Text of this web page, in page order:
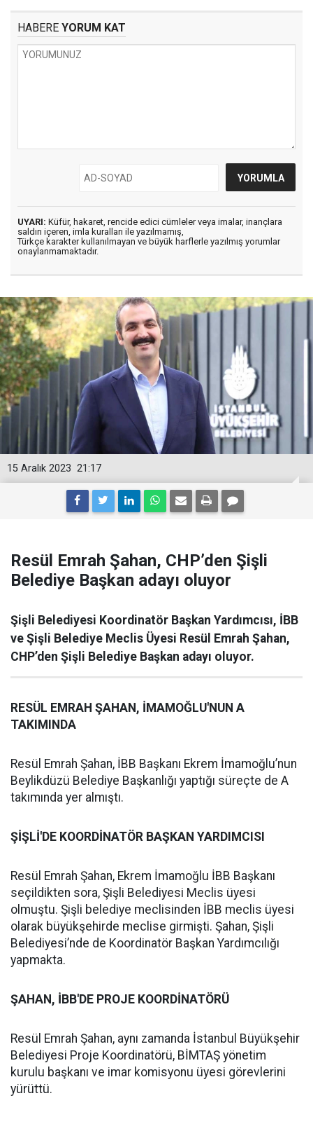
HABERE YORUM KAT
UYARI: Küfür, hakaret, rencide edici cümleler veya imalar, inançlara
saldırı içeren, imla kuralları ile yazılmamış,
Türkçe karakter kullanılmayan ve büyük harflerle yazılmış yorumlar
onaylanmamaktadır.
21:17
15 Aralık 2023
Resül Emrah Şahan, CHP’den Şişli
Belediye Başkan adayı oluyor
Şişli Belediyesi Koordinatör Başkan Yardımcısı, İBB
ve Şişli Belediye Meclis Üyesi Resül Emrah Şahan,
CHP’den Şişli Belediye Başkan adayı oluyor.
RESÜL EMRAH ŞAHAN, İMAMOĞLU'NUN A
TAKIMINDA
Resül Emrah Şahan, İBB Başkanı Ekrem İmamoğlu’nun
Beylikdüzü Belediye Başkanlığı yaptığı süreçte de A
takımında yer almıştı.
ŞİŞLİ'DE KOORDİNATÖR BAŞKAN YARDIMCISI
Resül Emrah Şahan, Ekrem İmamoğlu İBB Başkanı
seçildikten sora, Şişli Belediyesi Meclis üyesi
olmuştu. Şişli belediye meclisinden İBB meclis üyesi
olarak büyükşehirde meclise girmişti. Şahan, Şişli
Belediyesi’nde de Koordinatör Başkan Yardımcılığı
yapmakta.
ŞAHAN, İBB'DE PROJE KOORDİNATÖRÜ
Resül Emrah Şahan, aynı zamanda İstanbul Büyükşehir
Belediyesi Proje Koordinatörü, BİMTAŞ yönetim
kurulu başkanı ve imar komisyonu üyesi görevlerini
yürüttü.